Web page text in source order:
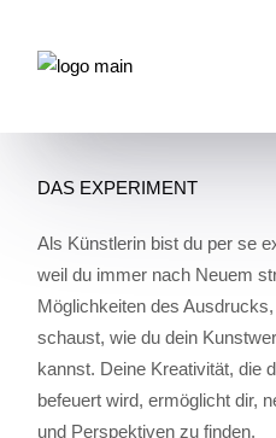
content
EXPERIMENT
DAS EXPERIMENT
Als Künstlerin bist du per se
weil du immer nach Neuem
Möglichkeiten des
schaust, wie du dein
kannst. Deine Kreativität, die
befeuert wird, ermöglicht dir,
und Perspektiven zu finden.